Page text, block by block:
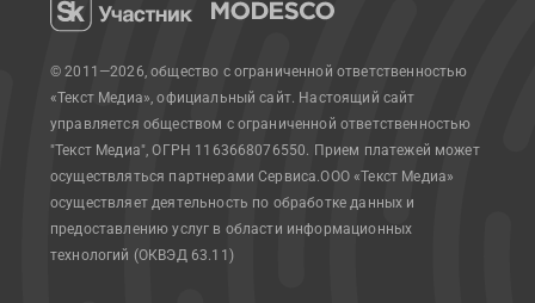
© 2011—2026, общество с ограниченной ответственностью
«Текст Медиа», официальный сайт. Настоящий сайт
управляется обществом с ограниченной ответственностью
"Текст Медиа", ОГРН 1163668076550. Прием платежей может
осуществляться партнерами Сервиса.ООО «Текст Медиа»
осуществляет деятельность по обработке данных и
предоставлению услуг в области информационных
технологий (ОКВЭД 63.11)